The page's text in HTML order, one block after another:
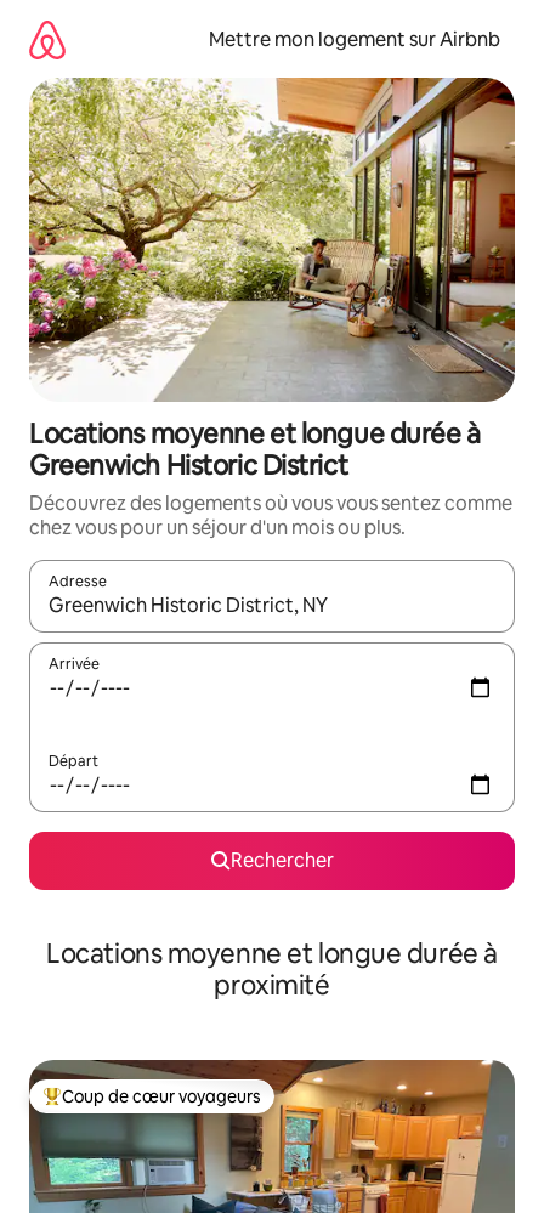
directement
contenu
Mettre mon logement sur Airbnb
Locations moyenne et longue durée à
Greenwich Historic District
Découvrez des logements où vous vous sentez comme
chez vous pour un séjour d'un mois ou plus.
Adresse
Lorsque les résultats s'affichent, utilisez les flèches vers le
Arrivée
Départ
Rechercher
Locations moyenne et longue durée à
proximité
Coups de cœur voyageurs les plus appréciés
Coup de cœur voyageurs